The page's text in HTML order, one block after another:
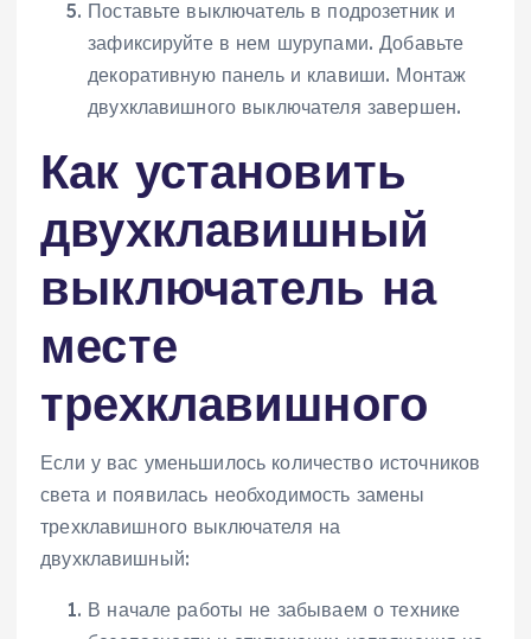
Поставьте выключатель в подрозетник и
зафиксируйте в нем шурупами. Добавьте
декоративную панель и клавиши. Монтаж
двухклавишного выключателя завершен.
Как установить
двухклавишный
выключатель на
месте
трехклавишного
Если у вас уменьшилось количество источников
света и появилась необходимость замены
трехклавишного выключателя на
двухклавишный:
В начале работы не забываем о технике